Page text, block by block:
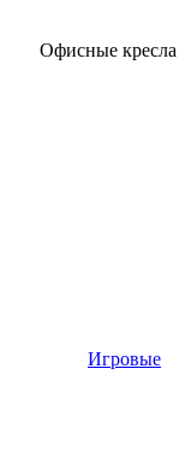
Офисные кресла
Игровые